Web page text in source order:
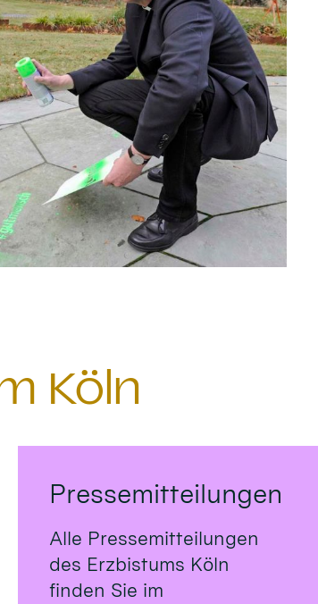
Köln
Pressemitteilungen
Alle Pressemitteilungen
des Erzbistums Köln
finden Sie im